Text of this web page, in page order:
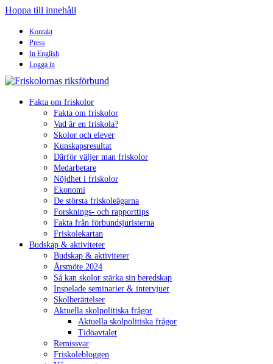
Hoppa till innehåll
Kontakt
Press
In English
Logga in
Fakta om friskolor
Fakta om friskolor
Vad är en friskola?
Skolor och elever
Kunskapsresultat
Därför väljer man friskolor
Medarbetare
Nöjdhet i friskolor
Ekonomi
De största friskoleägarna
Forsknings- och rapporttips
Fakta från förbundsjuristerna
Friskolekartan
Budskap & aktiviteter
Budskap & aktiviteter
Årsmöte 2024
Så kan skolor stärka sin beredskap
Inspelade seminarier & intervjuer
Skolberättelser
Aktuella skolpolitiska frågor
Aktuella skolpolitiska frågor
Tidöavtalet
Remissvar
Friskolebloggen